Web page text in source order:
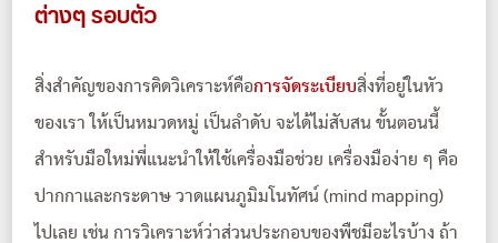
ต่างๆ รอบตัว
สิ่งสำคัญของการคิดวิเคราะห์คือการจัดระเบียบสิ่งที่อยู่ในหัว
ของเรา ให้เป็นหมวดหมู่ เป็นลำดับ จะได้ไม่สับสน ขั้นตอนนี้
สำหรับมือใหม่พี่แนะนำให้ใช้เครื่องมือช่วย เครื่องมือง่าย ๆ คือ
ปากกาและกระดาษ วาดแผนภูมิมโนทัศน์ (mind mapping)
ไปเลย เช่น การวิเคราะห์ว่าส่วนประกอบของพืชมีอะไรบ้าง ถ้า